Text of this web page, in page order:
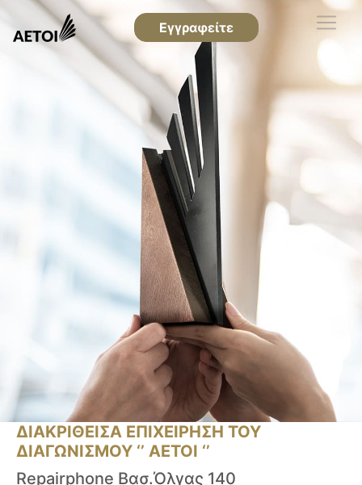
Εγγραφείτε
ΔΙΑΚΡΙΘΕΙΣΑ ΕΠΙΧΕΙΡΗΣΗ ΤΟΥ
ΔΙΑΓΩΝΙΣΜΟΥ ‘’ ΑΕΤΟΙ ‘’
Repairphone Βασ.Όλγας 140